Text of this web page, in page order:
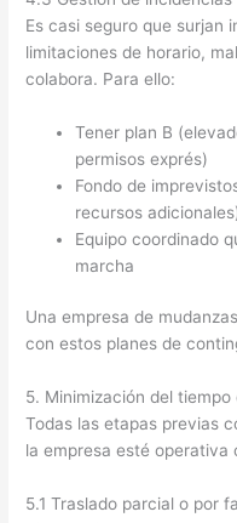
Es casi seguro que surjan
limitaciones de horario,
colabora. Para ello:
Tener plan B
permisos exprés)
Fondo de
recursos
Equipo coordinado
marcha
Una empresa de
con estos planes de
5. Minimización del
Todas las etapas previas
la empresa esté operativa
5.1 Traslado parcial o por